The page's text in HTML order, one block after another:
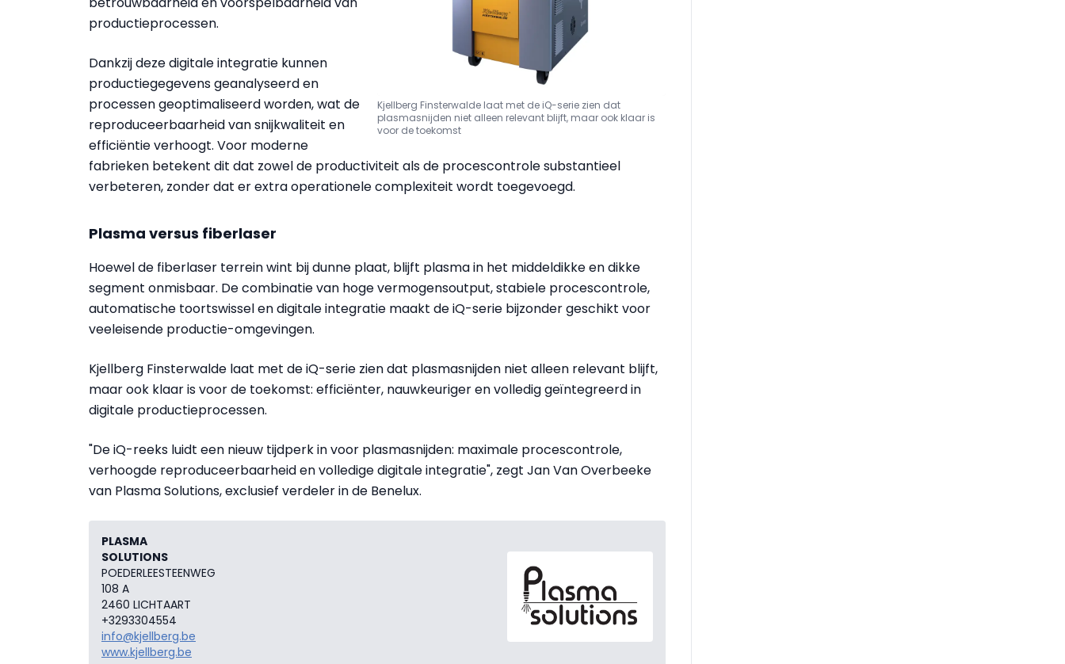
Kjellberg Finsterwalde laat met de iQ-serie zien dat
plasmasnijden niet alleen relevant blijft, maar ook klaar is
voor de toekomst
productieprocessen.
Dankzij deze digitale integratie kunnen
productiegegevens geanalyseerd en
processen geoptimaliseerd worden, wat de
reproduceerbaarheid van snijkwaliteit en
efficiëntie verhoogt. Voor moderne
fabrieken betekent dit dat zowel de productiviteit als de procescontrole substantieel
verbeteren, zonder dat er extra operationele complexiteit wordt toegevoegd.
Plasma versus fiberlaser
Hoewel de fiberlaser terrein wint bij dunne plaat, blijft plasma in het middeldikke en dikke
segment onmisbaar. De combinatie van hoge vermogensoutput, stabiele procescontrole,
automatische toortswissel en digitale integratie maakt de iQ-serie bijzonder geschikt voor
veeleisende productie-omgevingen.
Kjellberg Finsterwalde laat met de iQ-serie zien dat plasmasnijden niet alleen relevant blijft,
maar ook klaar is voor de toekomst: efficiënter, nauwkeuriger en volledig geïntegreerd in
digitale productieprocessen.
"De iQ-reeks luidt een nieuw tijdperk in voor plasmasnijden: maximale procescontrole,
verhoogde reproduceerbaarheid en volledige digitale integratie", zegt Jan Van Overbeeke
van Plasma Solutions, exclusief verdeler in de Benelux.
PLASMA
SOLUTIONS
POEDERLEESTEENWEG
108 A
2460 LICHTAART
+3293304554
info@kjellberg.be
www.kjellberg.be